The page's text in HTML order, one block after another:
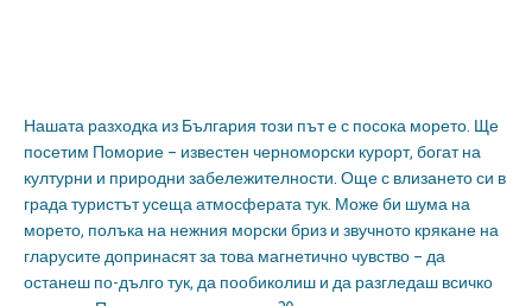
Нашата разходка из България този път е с посока морето. Ще
посетим Поморие – известен черноморски курорт, богат на
културни и природни забележителности. Още с влизането си в
града туристът усеща атмосферата тук. Може би шума на
морето, полъка на нежния морски бриз и звучното крякане на
гларусите допринасят за това магнетично чувство – да
останеш по-дълго тук, да пообиколиш и да разгледаш всичко